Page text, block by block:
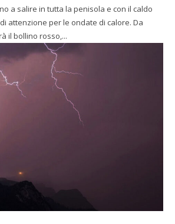
a salire in tutta la penisola e con il caldo
attenzione per le ondate di calore. Da
il bollino rosso,...